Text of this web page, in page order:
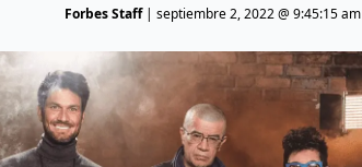
Forbes Staff| septiembre 2, 2022 @ 9:45:15 am